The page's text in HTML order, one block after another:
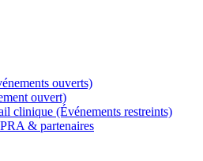
ouverts)
ouvert)
clinique (Événements restreints)
& partenaires